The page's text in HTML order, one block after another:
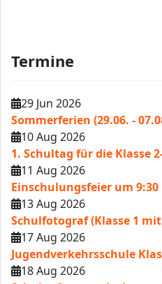
Termine
29 Jun 2026
Sommerferien (29.06. -
10 Aug 2026
1. Schultag für die Klasse
11 Aug 2026
Einschulungsfeier um 9:30
13 Aug 2026
Schulfotograf (Klasse 1
17 Aug 2026
Jugendverkehrsschule
18 Aug 2026